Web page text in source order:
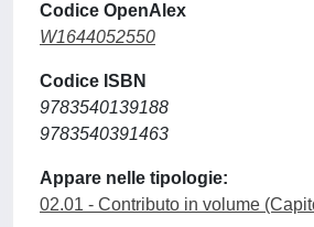
Codice OpenAlex
W1644052550
Codice ISBN
9783540139188
9783540391463
Appare nelle tipologie:
02.01 - Contributo in volume